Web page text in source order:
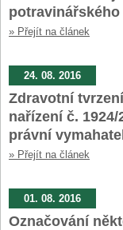
» Přejít na článek
24. 08. 2016
Zdravotní
nařízení č.
právní
» Přejít na článek
01. 08. 2016
Označování